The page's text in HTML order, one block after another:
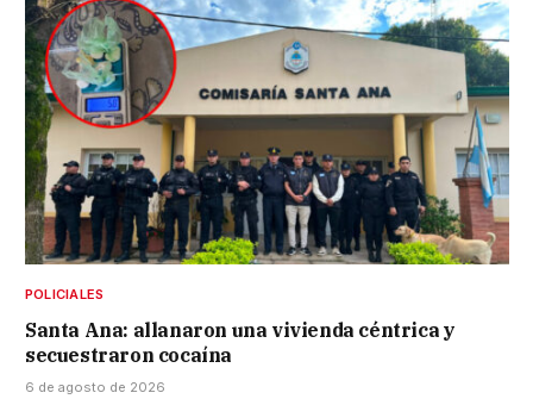
POLICIALES
Santa Ana: allanaron una vivienda céntrica y
secuestraron cocaína
6 de agosto de 2026